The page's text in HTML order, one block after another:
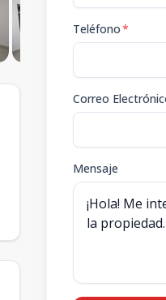
Teléfono*
Correo
Mensaje